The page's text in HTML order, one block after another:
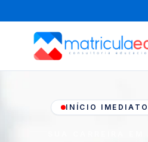
INÍCIO IMEDIATO
SUA CARREIRA